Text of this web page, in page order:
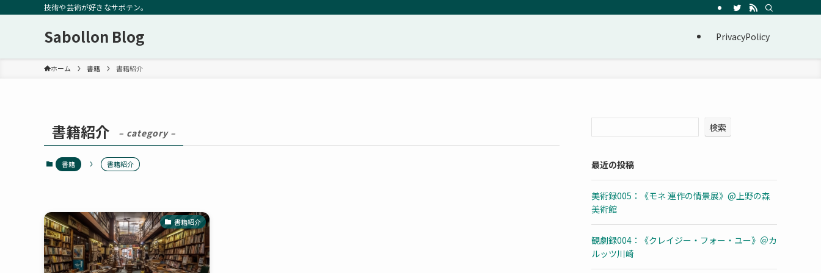
技術や芸術が好きなサボテン。
Sabollon Blog PrivacyPolicy
ホーム 書籍 書籍紹介
書籍紹介 – category –
書籍 書籍紹介
書籍紹介
検索
最近の投稿
美術録005：《モネ 連作の情景展》@上野の森
美術館
観劇録004：《クレイジー・フォー・ユー》＠カ
ルッツ川崎